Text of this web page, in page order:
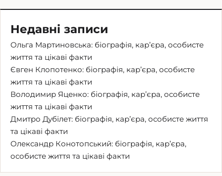
Недавні записи
Ольга Мартиновська: біографія, кар’єра, особисте
життя та цікаві факти
Євген Клопотенко: біографія, кар’єра, особисте
життя та цікаві факти
Володимир Яценко: біографія, кар’єра, особисте
життя та цікаві факти
Дмитро Дубілет: біографія, кар’єра, особисте життя
та цікаві факти
Олександр Конотопський: біографія, кар’єра,
особисте життя та цікаві факти